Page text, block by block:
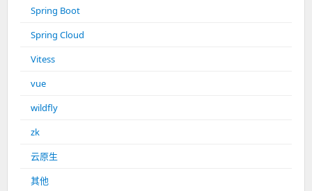
Spring Boot
Spring Cloud
Vitess
vue
wildfly
zk
云原生
其他